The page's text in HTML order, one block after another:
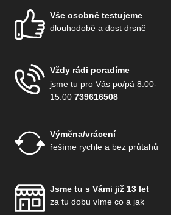
Vše osobně testujeme
dlouhodobě a dost drsně
Vždy rádi poradíme
jsme tu pro Vás po/pá 8:00-
15:00 739616508
Výměna/vrácení
řešíme rychle a bez průtahů
Jsme tu s Vámi již 13 let
za tu dobu víme co a jak